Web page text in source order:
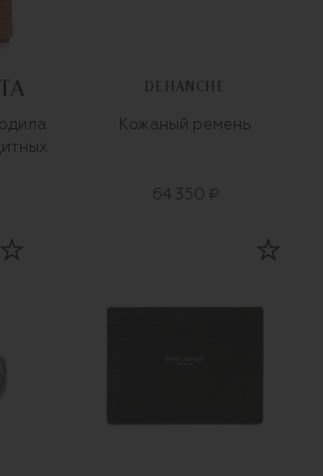
DEHANCHE
Кожаный ремень
64 350 ₽